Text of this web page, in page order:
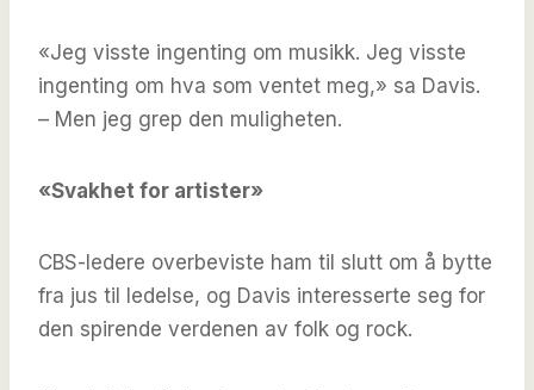
«Jeg visste ingenting om musikk. Jeg visste
ingenting om hva som ventet meg,» sa Davis.
– Men jeg grep den muligheten.
«Svakhet for artister»
CBS-ledere overbeviste ham til slutt om å bytte
fra jus til ledelse, og Davis interesserte seg for
den spirende verdenen av folk og rock.